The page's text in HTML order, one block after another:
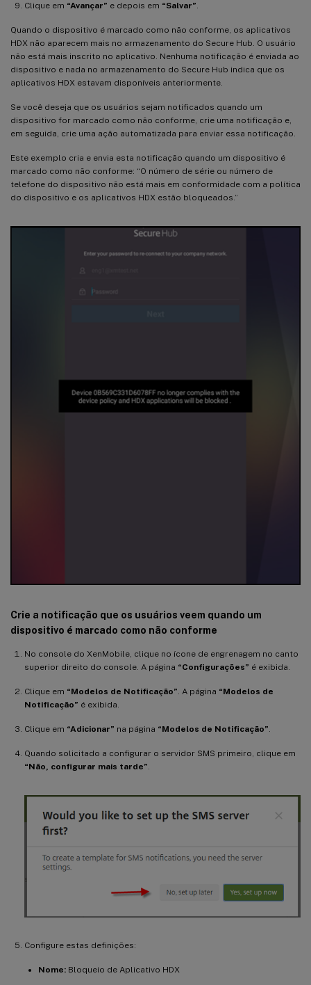
Clique em “Avançar” e depois em “Salvar”.
Quando o dispositivo é marcado como não conforme, os aplicativos
HDX não aparecem mais no armazenamento do Secure Hub. O usuário
não está mais inscrito no aplicativo. Nenhuma notificação é enviada ao
dispositivo e nada no armazenamento do Secure Hub indica que os
aplicativos HDX estavam disponíveis anteriormente.
Se você deseja que os usuários sejam notificados quando um
dispositivo for marcado como não conforme, crie uma notificação e,
em seguida, crie uma ação automatizada para enviar essa notificação.
Este exemplo cria e envia esta notificação quando um dispositivo é
marcado como não conforme: “O número de série ou número de
telefone do dispositivo não está mais em conformidade com a política
do dispositivo e os aplicativos HDX estão bloqueados.”
Crie a notificação que os usuários veem quando um
dispositivo é marcado como não conforme
No console do XenMobile, clique no ícone de engrenagem no canto
superior direito do console. A página “Configurações” é exibida.
Clique em “Modelos de Notificação” . A página “Modelos de
Notificação” é exibida.
Clique em “Adicionar” na página “Modelos de Notificação”
Quando solicitado a configurar o servidor SMS primeiro, clique em
“Não, configurar mais tarde”
Configure estas definições:
Nome: Bloqueio de Aplicativo HDX